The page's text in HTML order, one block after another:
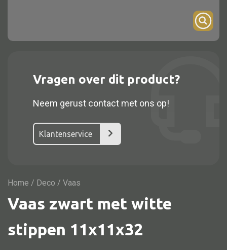
Alle kasten
Dressoir
Nachtkast
Vitrine
TV meubel
Comode
Vragen over dit product?
Neem gerust contact met ons op!
Klantenservice
Home / Deco / Vaas
Vaas zwart met witte
stippen 11x11x32